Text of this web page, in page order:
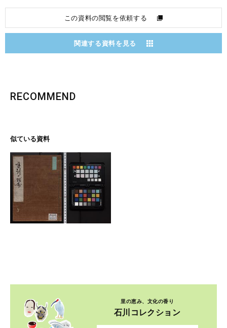
この資料の閲覧を依頼する
関連する資料を見る
RECOMMEND
似ている資料
里の恵み、文化の香り
石川コレクション